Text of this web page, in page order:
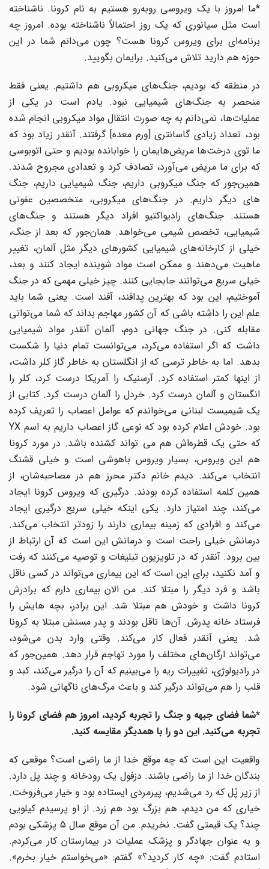
*ما امروز با یک ویروسی روبه‌رو هستیم به نام کرونا. ناشناخته
است مثل سیانوری که یک روز احتمالاً ناشناخته بوده. امروز چه
برنامه‌ای برای ویروس کرونا هست؟ چون می‌دانم شما در این
حوزه هم دارید تلاش می‌کنید. برایمان بگویید.
در منطقه که بودیم، جنگ‌های میکروبی هم داشتیم. یعنی فقط
منحصر به جنگ‌های شیمیایی نبود. یادم است در یکی از
عملیات‌ها، نمی‌دانم به چه صورت انتقال مواد میکروبی انجام شده
بود، تعداد زیادی گاسانتری [ورم معده] گرفتند. آنقدر زیاد بود که
ما توی درخت‌ها مریض‌هایمان را خوابانده بودیم و حتی اتوبوسی
که برای ما مریض می‌آورد، تصادف کرد و تعدادی مجروح شدند.
همین‌جور که جنگ میکروبی داریم، جنگ شیمیایی داریم، جنگ
های دیگر داریم. در جنگ‌های میکروبی، متخصصین عفونی
هستند. جنگ‌های رادیواکتیو افراد دیگر هستند و جنگ‌های
شیمیایی، تخصص شیمی می‌خواهد. همان‌جور که بعد از جنگ،
خیلی از کارخانه‌های شیمیایی کشورهای دیگر مثل آلمان، تغییر
ماهیت می‌دهند و ممکن است مواد شوینده ایجاد کنند و بعد،
خیلی سریع می‌توانند جابجایی کنند. چیز خیلی مهمی که در جنگ
آموختیم، این بود که بهترین پدافند، آفند است. یعنی شما باید
علم این را داشته باشی که آن کشور مهاجم بداند که شما می‌توانی
مقابله کنی. در جنگ جهانی دوم، آلمان آنقدر مواد شیمیایی
داشت که اگر استفاده می‌کرد، می‌توانست تمام دنیا را شکست
بدهد. اما به خاطر ترسی که از انگلستان به خاطر گاز کلر داشت،
از اینها کمتر استفاده کرد. آرسنیک را آمریکا درست کرد، کلر را
انگستان و آلمان درست کرد. خردل را آلمان درست کرد. کتابی از
یک شیمیست لبنانی می‌خواندم که عوامل اعصاب را تعریف کرده
بود. خودش اعلام کرده بود که نوعی گاز اعصاب داریم به اسم YX
که حتی یک قطره‌اش هم می تواند کشنده باشد. در مورد کرونا
هم این ویروس، بسیار ویروس باهوشی است و خیلی قشنگ
انتخاب می‌کند. دیدم خانم دکتر محرز هم در مصاحبه‌شان، از
همین کلمه استفاده کرده بودند. درگیری که ویروس کرونا ایجاد
می‌کند، چند امتیاز دارد. یکی اینکه خیلی سریع درگیری ایجاد
می‌کند و افرادی که زمینه بیماری دارند را زودتر انتخاب می‌کند.
درمانش خیلی راحت است و درمانش این است که آن ارتباط از
بین برود. آنقدر که در تلویزیون تبلیغات و توصیه می‌کنند که رفت
و آمد نکنید، برای این است که این بیماری می‌تواند در کسی ناقل
باشد و فرد دیگر را مبتلا کند. من الان بیماری دارم که برادرش
کرونا داشت و خودش هم مبتلا شد. این برادر، بچه هایش را
فرستاد خانه پدرش. آن‌ها ناقل بودند و پدر مسنش مبتلا به کرونا
شد. یعنی آنقدر فعال کار می‌کند. وقتی وارد بدن می‌شود،
می‌تواند ارگان‌های مختلف را مورد تهاجم قرار دهد. همین‌جور که
در رادیولوژی، تغییرات ریه را می‌بینیم که آن را درگیر می‌کند، کبد و
قلب را هم می‌تواند درگیر کند و باعث مرگ‌های ناگهانی شود.
*شما فضای جبهه و جنگ را تجربه کردید، امروز هم فضای کرونا را
تجربه می‌کنید. این دو را با همدیگر مقایسه کنید.
واقعیت این است که چه موقع خدا از ما راضی است؟ موقعی که
بندگان خدا از ما راضی باشند. دزفول یک رودخانه و چند پل دارد.
از زیر پُل که رد می‌شدیم، پیرمردی ایستاده بود و خیار می‌فروخت.
خیاری که من دیدم، هم بزرگ بود هم زرد. از او پرسیدم کیلویی
چند؟ یک قیمتی گفت. نخریدم. من آن موقع سال 5 پزشکی بودم
و به عنوان جهادگر و پزشک عملیات در بیمارستان کار می‌کردم.
استادم گفت: «چه کار کردید؟» گفتم: «می‌خواستم خیار بخرم».